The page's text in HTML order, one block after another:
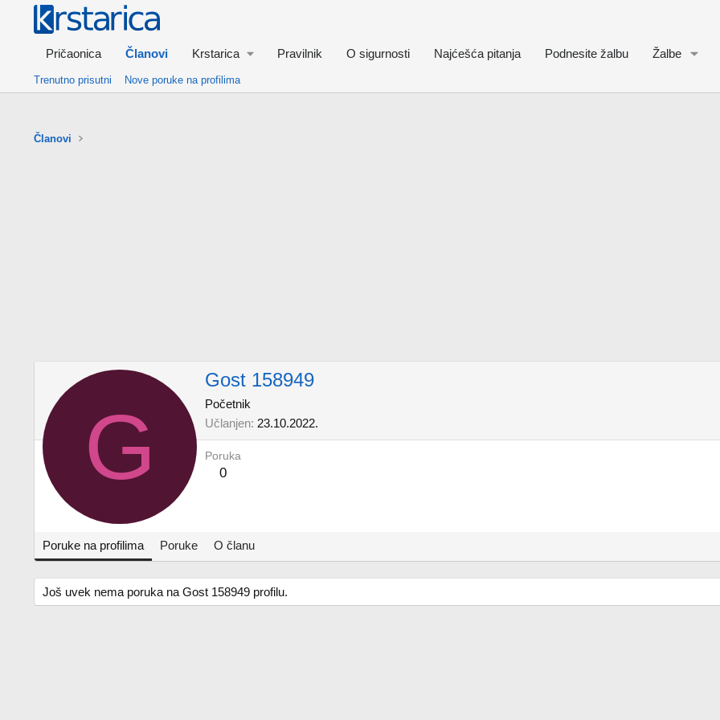
Pričaonica Članovi Krstarica Pravilnik O sigurnosti Najćešća pitanja Podnesite žalbu Žalbe
Trenutno prisutni Nove poruke na profilima
Članovi
G
Gost 158949
Početnik
Učlanjen 23.10.2022.
Poruka
0
Poruke na profilima Poruke O članu
Još uvek nema poruka na Gost 158949 profilu.